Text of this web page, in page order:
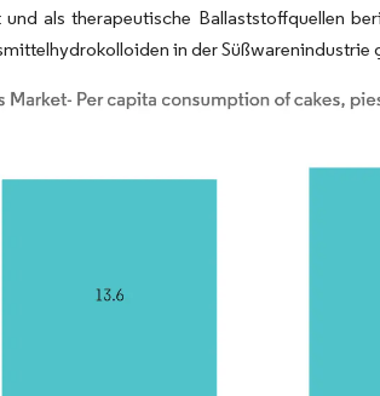
als therapeutische Ballaststoffquellen
in der Süßwarenindustrie